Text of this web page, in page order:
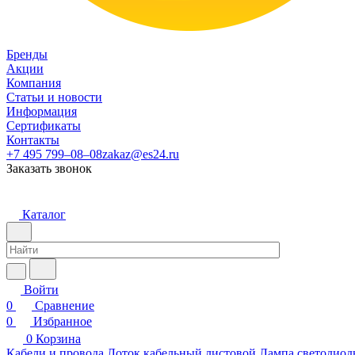
Бренды
Акции
Компания
Статьи и новости
Информация
Сертификаты
Контакты
+7 495 799–08–08zakaz@es24.ru
Заказать звонок
Каталог
Войти
0
Сравнение
0
Избранное
0 Корзина